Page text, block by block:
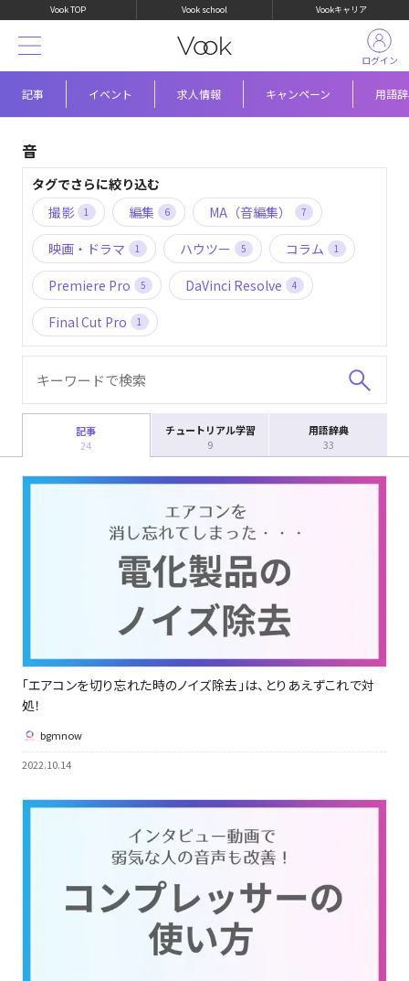
Vook TOP Vook school Vookキャリア
記事 イベント 求人情報 キャンペーン 用語
ログイン
音
タグでさらに絞り込む
撮影
1 編集 6 MA（音編集） 7
映画・ドラマ 1 ハウツー 5 コラム 1
Premiere Pro 5 DaVinci Resolve 4
Final Cut Pro 1
記事
24
チュートリアル学習
9
用語辞典
33
「エアコンを切り忘れた時のノイズ除去」は、とりあえずこれで対
処！
bgmnow
2022.10.14